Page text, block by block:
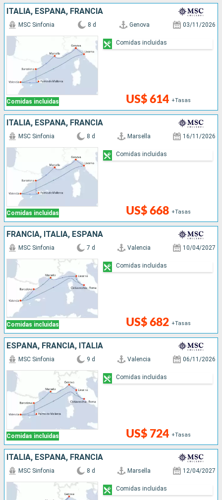
ITALIA, ESPAÑA, FRANCIA
Comidas incluidas
MSC Sinfonia 8 d Genova 03/11/2026
US$ 614 +Tasas
Comidas incluidas
ITALIA, ESPAÑA, FRANCIA
Comidas incluidas
MSC Sinfonia 8 d Marsella 16/11/2026
US$ 668 +Tasas
Comidas incluidas
FRANCIA, ITALIA, ESPAÑA
Comidas incluidas
MSC Sinfonia 7 d Valencia 10/04/2027
US$ 682 +Tasas
Comidas incluidas
ESPAÑA, FRANCIA, ITALIA
Comidas incluidas
MSC Sinfonia 9 d Valencia 06/11/2026
US$ 724 +Tasas
Comidas incluidas
ITALIA, ESPAÑA, FRANCIA
MSC Sinfonia 8 d Marsella 12/04/2027
Comidas incluidas